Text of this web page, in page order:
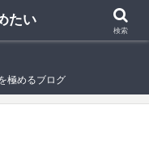
たい
極めるブログ
たい
検索